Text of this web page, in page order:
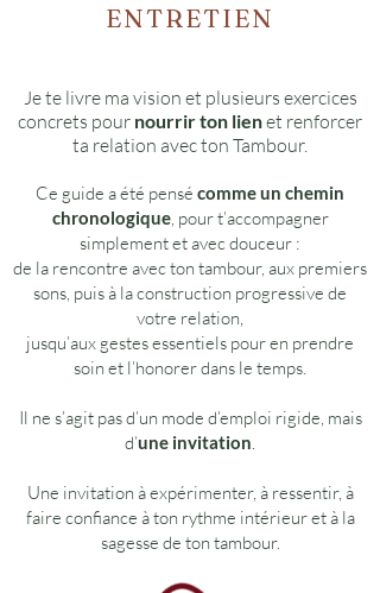
ENTRETIEN
Je te livre ma vision et plusieurs exercices
concrets pour nourrir ton lienet renforcer
ta relation avec ton Tambour.​
Ce guide a été pensé comme un chemin
chronologique, pour t’accompagner
simplement et avec douceur :
de la rencontre avec ton tambour, aux premiers
sons, puis à la construction progressive de
votre relation,
jusqu’aux gestes essentiels pour en prendre
soin et l’honorer dans le temps.
Il ne s’agit pas d’un mode d’emploi rigide, mais
d’une invitation.
Une invitation à expérimenter, à ressentir, à
faire confiance à ton rythme intérieur et à la
sagesse de ton tambour.